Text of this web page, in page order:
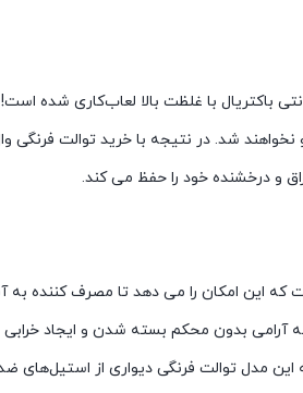
با غلظت بالا لعاب‌کاری شده است!
شد. در نتیجه با خرید توالت
و درخشنده خود را حفظ می کند.
امکان را می دهد تا مصرف کننده به
به آرامی بدون محکم بسته شدن و
این مدل توالت فرنگی دیواری از